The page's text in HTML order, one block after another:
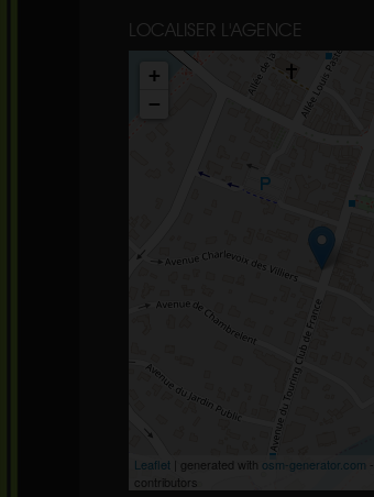
LOCALISER L'AGENCE
+
−
Leaflet | generated with osm-generator.com
contributors